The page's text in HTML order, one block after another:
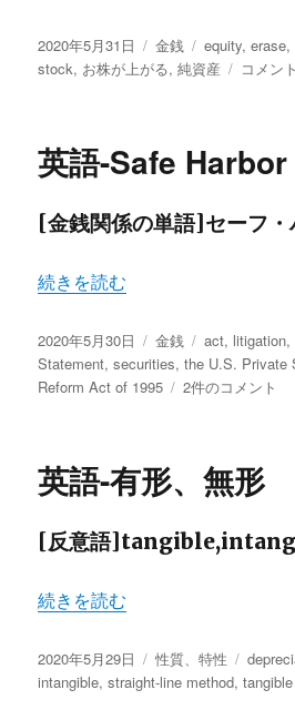
投
稿
2020年5月31日
カ
テ
金銭
タ
グ
equity,erase,
stock, お株が上がる,純資産
英
stock
い
コメント
英語-Safe
[金銭関係の単語]セーフ・
“英語-Safe Harbor Statement”
続きを読む
投
稿
日:
2020年5月30日
カ
テ
ゴ
金銭
タ
グ
act, litigation,
Statement,securities,the U.S. Private
Reform Act of 1995
英
Statement
へ
2件のコメント
英語-有形、無形
[反意語
“英語-有形、無形” の
続きを読む
投
稿
2020年5月29日
カ
テ
性質、特性
タ
グ
intangible,straight-line method,tangible